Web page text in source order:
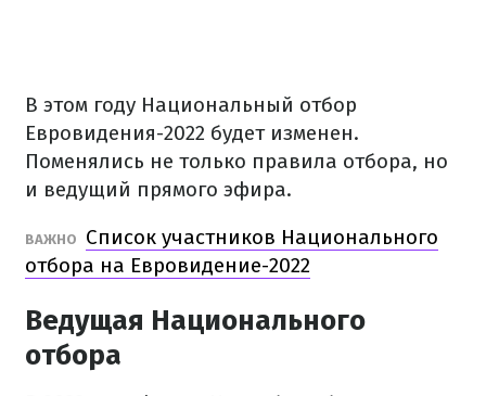
В этом году Национальный отбор
Евровидения-2022 будет изменен.
Поменялись не только правила отбора, но
и ведущий прямого эфира.
ВАЖНО
Список участников Национального
отбора на Евровидение-2022
Ведущая Национального
отбора